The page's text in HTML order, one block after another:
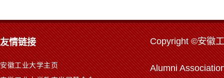
友情链接
安徽工业大学主页
Copyright ©安徽工
Alumni